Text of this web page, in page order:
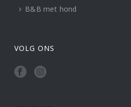
B&B met hond
VOLG ONS